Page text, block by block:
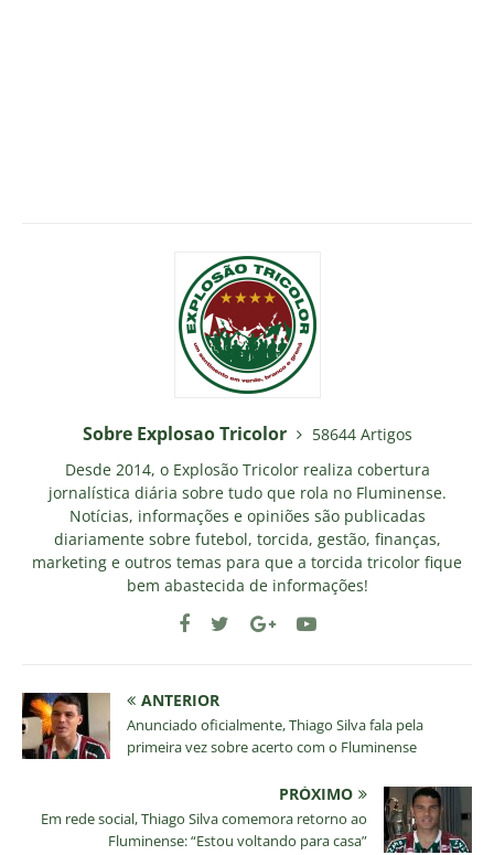
Sobre Explosao Tricolor
58644 Artigos
Desde 2014, o Explosão Tricolor realiza cobertura
jornalística diária sobre tudo que rola no Fluminense.
Notícias, informações e opiniões são publicadas
diariamente sobre futebol, torcida, gestão, finanças,
marketing e outros temas para que a torcida tricolor fique
bem abastecida de informações!
ANTERIOR
Anunciado oficialmente, Thiago Silva fala pela
primeira vez sobre acerto com o Fluminense
PRÓXIMO
Em rede social, Thiago Silva comemora retorno ao
Fluminense: “Estou voltando para casa”